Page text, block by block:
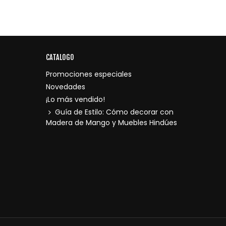
CATALOGO
Promociones especiales
Novedades
¡Lo más vendido!
Guía de Estilo: Cómo decorar con
Madera de Mango y Muebles Hindúes